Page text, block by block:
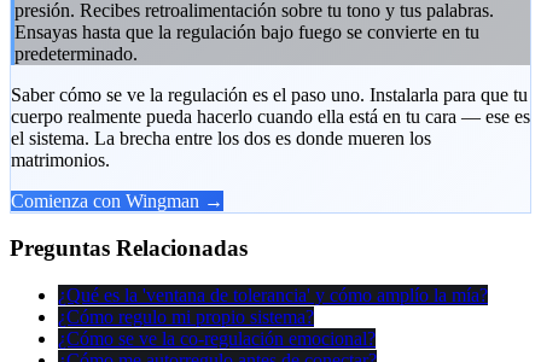
presión. Recibes retroalimentación sobre tu tono y tus palabras.
Ensayas hasta que la regulación bajo fuego se convierte en tu
predeterminado.
Saber cómo se ve la regulación es el paso uno. Instalarla para que tu
cuerpo realmente pueda hacerlo cuando ella está en tu cara — ese es
el sistema. La brecha entre los dos es donde mueren los
matrimonios.
Comienza con Wingman →
Preguntas Relacionadas
¿Qué es la 'ventana de tolerancia' y cómo amplío la mía?
¿Cómo regulo mi propio sistema?
¿Cómo se ve la co-regulación emocional?